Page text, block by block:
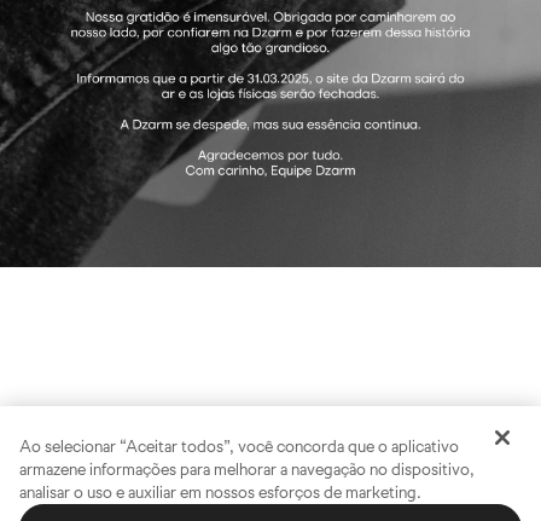
Ao selecionar “Aceitar todos”, você concorda que o aplicativo
armazene informações para melhorar a navegação no dispositivo,
analisar o uso e auxiliar em nossos esforços de marketing.